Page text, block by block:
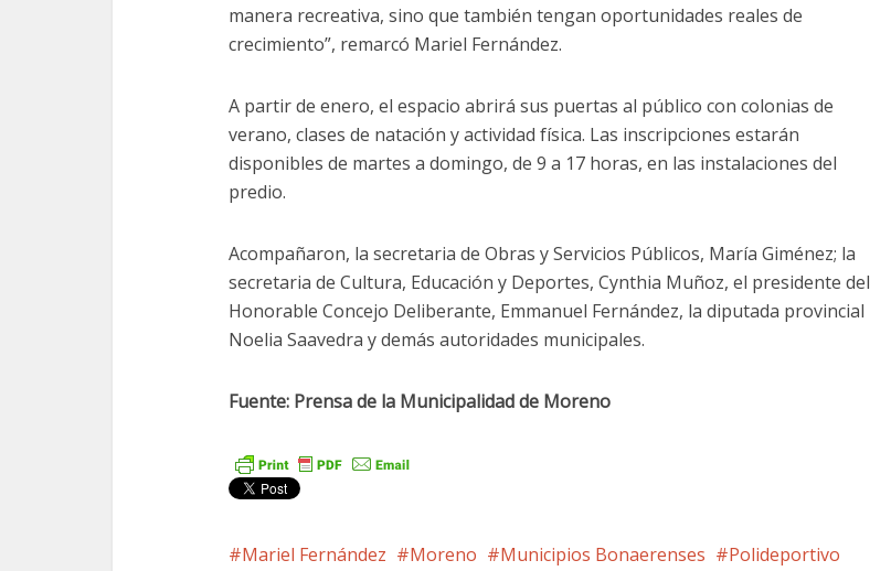
manera recreativa, sino que también tengan oportunidades reales de
crecimiento”, remarcó Mariel Fernández.
A partir de enero, el espacio abrirá sus puertas al público con colonias de
verano, clases de natación y actividad física. Las inscripciones estarán
disponibles de martes a domingo, de 9 a 17 horas, en las instalaciones del
predio.
Acompañaron, la secretaria de Obras y Servicios Públicos, María Giménez; la
secretaria de Cultura, Educación y Deportes, Cynthia Muñoz, el presidente del
Honorable Concejo Deliberante, Emmanuel Fernández, la diputada provincial
Noelia Saavedra y demás autoridades municipales.
Fuente: Prensa de la Municipalidad de Moreno
Mariel Fernández Moreno Municipios Bonaerenses Polideportivo